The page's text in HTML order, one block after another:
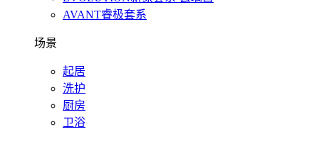
AVANT睿极套系
场景
起居
洗护
厨房
卫浴